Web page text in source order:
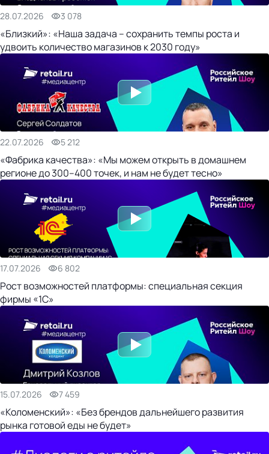
28.07.2026 3 078
«Близкий»: «Наша задача – сохранить темпы роста и
удвоить количество магазинов к 2030 году»
22.07.2026 5 212
«Фабрика качества»: «Мы можем открыть в домашнем
регионе до 300–400 точек, и нам не будет тесно»
17.07.2026 6 802
Рост возможностей платформы: специальная секция
фирмы «1С»
15.07.2026 7 459
«Коломенский»: «Без брендов дальнейшего развития
рынка готовой еды не будет»